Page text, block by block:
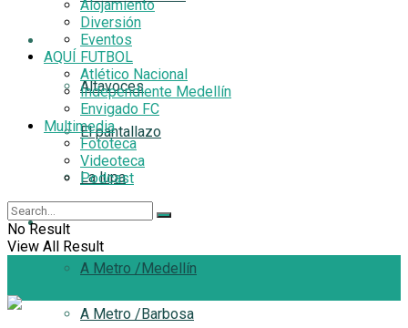
Filtro
Altavoces
El pantallazo
La lupa
A Metro
A Metro /Medellín
A Metro /Barbosa
Alojamiento
Diversión
Eventos
AQUÍ FUTBOL
Atlético Nacional
Independiente Medellín
Envigado FC
Multimedia
Fototeca
Videoteca
Podcast
No Result
View All Result